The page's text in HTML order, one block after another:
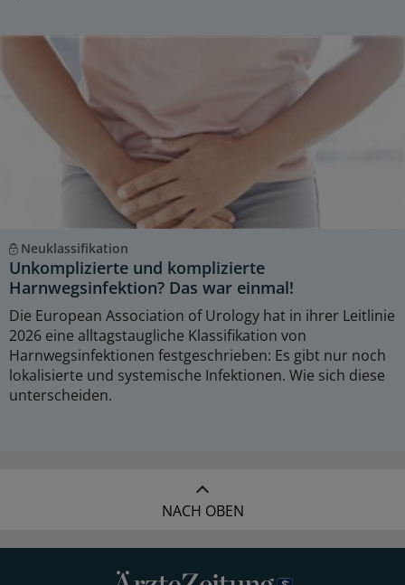
Neuklassifikation
Unkomplizierte und komplizierte
Harnwegsinfektion? Das war einmal!
Die European Association of Urology hat in ihrer Leitlinie
2026 eine alltagstaugliche Klassifikation von
Harnwegsinfektionen festgeschrieben: Es gibt nur noch
lokalisierte und systemische Infektionen. Wie sich diese
unterscheiden.
NACH OBEN